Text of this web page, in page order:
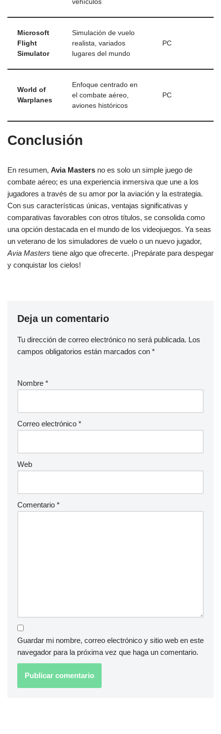
vehículos
Microsoft
Flight
Simulator
Simulación de vuelo
realista, variados
lugares del mundo
PC
World of
Warplanes
Enfoque centrado en
el combate aéreo,
aviones históricos
PC
Conclusión
En resumen, Avia Masters no es solo un simple juego de
combate aéreo; es una experiencia inmersiva que une a los
jugadores a través de su amor por la aviación y la estrategia.
Con sus características únicas, ventajas significativas y
comparativas favorables con otros títulos, se consolida como
una opción destacada en el mundo de los videojuegos. Ya seas
un veterano de los simuladores de vuelo o un nuevo jugador,
Avia Masters tiene algo que ofrecerte. ¡Prepárate para despegar
y conquistar los cielos!
Deja un comentario
Tu dirección de correo electrónico no será publicada. Los
campos obligatorios están marcados con *
Nombre *
Correo electrónico *
Web
Comentario *
Guardar mi nombre, correo electrónico y sitio web en este
navegador para la próxima vez que haga un comentario.